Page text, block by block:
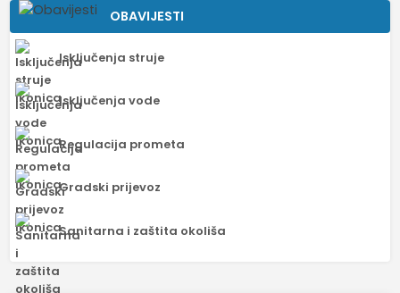
OBAVIJESTI
Isključenja struje
Isključenja vode
Regulacija prometa
Gradski prijevoz
Sanitarna i zaštita okoliša